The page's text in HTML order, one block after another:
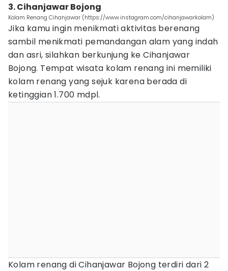
3. Cihanjawar Bojong
Kolam Renang Cihanjawar (https://www.instagram.com/cihanjawarkolam)
Jika kamu ingin menikmati aktivitas berenang
sambil menikmati pemandangan alam yang indah
dan asri, silahkan berkunjung ke Cihanjawar
Bojong. Tempat wisata kolam renang ini memiliki
kolam renang yang sejuk karena berada di
ketinggian 1.700 mdpl.
Kolam renang di Cihanjawar Bojong terdiri dari 2